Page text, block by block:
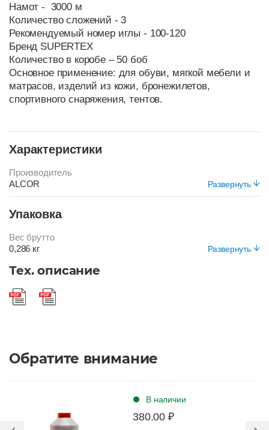
Намот - 3000 м
Количество сложений - 3
Рекомендуемый номер иглы - 100-120
Бренд SUPERTEX
Количество в коробе – 50 боб
Основное применение: для обуви, мягкой мебели и
матрасов, изделий из кожи, бронежилетов,
спортивного снаряжения, тентов.
Характеристики
Развернуть
Производитель
ALCOR
КОРИЧНЕВЫЙ
Упаковка
Развернуть
Вес брутто
0,286 кг
Вид упаковки
Короб
Тех. описание
Обратите внимание
В наличии
380.00 ₽